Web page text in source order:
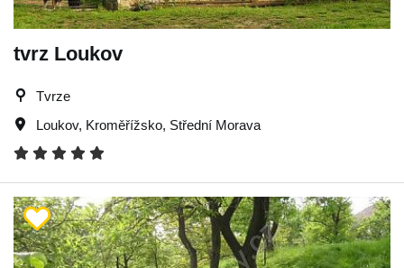
tvrz Loukov
Tvrze
Loukov, Kroměřížsko, Střední Morava